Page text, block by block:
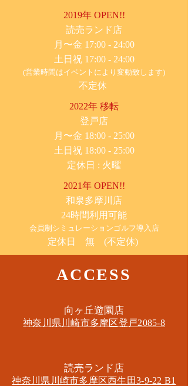
2019年 OPEN!!
​読売ランド店
月〜金 17:00 - 24:00
土日祝 17:00 - 24:00
(営業時間はイベントにより変動致します)
不定休
2022年 移転
​登戸店
月〜金 18:00 - 25:00
土日祝 18:00 - 25:00
​定休日 : 火曜
2021年 OPEN!!
​和泉多摩川店
24時間利用可能
​会員制シミュレーションゴルフ導入店
定休日 無 (不定休)
ACCESS
​向ヶ丘遊園店
神奈川県川崎市多摩区​登戸2085-8
​読売ランド店
神奈川県川崎市多摩区​西生田3-9-22 B1